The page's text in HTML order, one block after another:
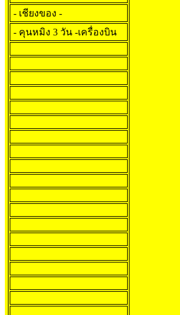
- เชียงของ -
- คุนหมิง 3 วัน -เครื่องบิน